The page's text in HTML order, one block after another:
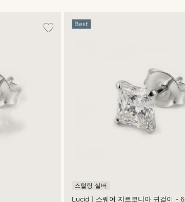
Lucid | 스퀘어 지르코니아 귀걸이 -
Best
스털링 실버